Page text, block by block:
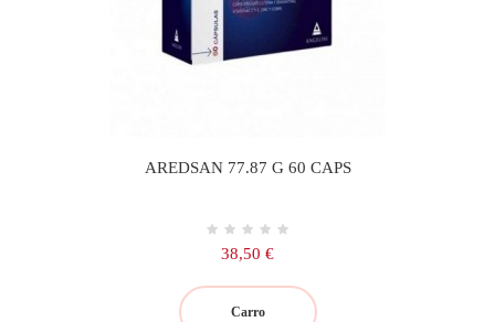
AREDSAN 77.87 G 60 CAPS
Precio
38,50 €
Carro